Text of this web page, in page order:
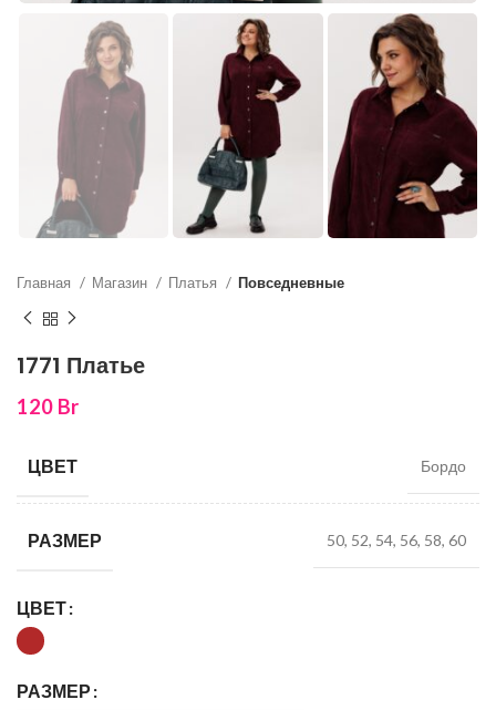
Главная Магазин Платья Повседневные
1771 Платье
120 Br
ЦВЕТ Бордо
РАЗМЕР 50, 52, 54, 56, 58, 60
ЦВЕТ
РАЗМЕР